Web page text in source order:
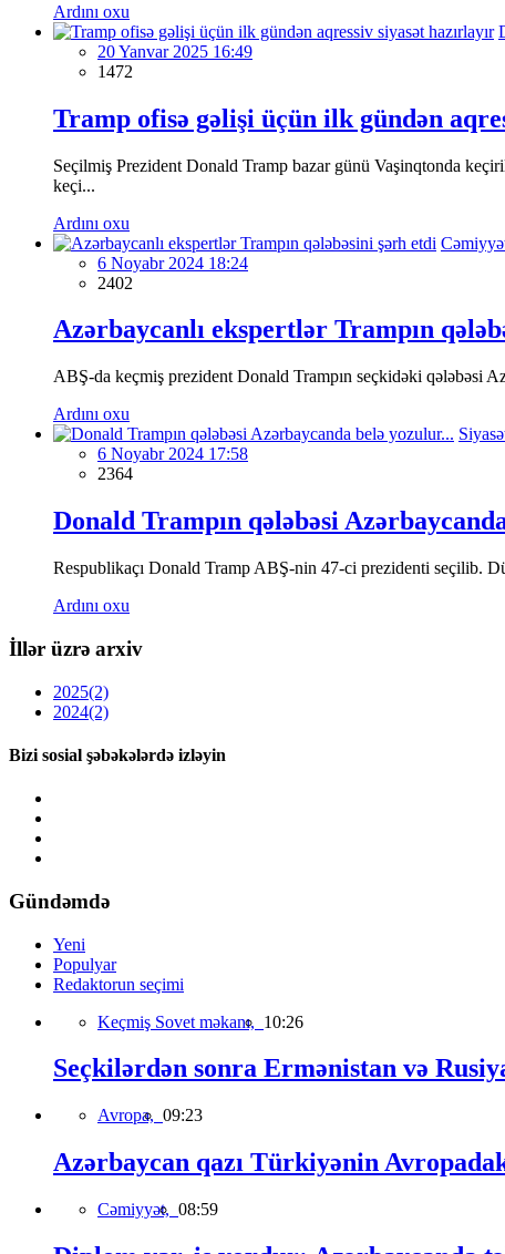
Ardını oxu
20 Yanvar 2025 16:49
1472
Tramp ofisə gəlişi üçün ilk gündən
Seçilmiş Prezident Donald Tramp bazar günü Vaşinqtonda
keçi...
Ardını oxu
6 Noyabr 2024 18:24
2402
Azərbaycanlı ekspertlər Trampın
ABŞ-da keçmiş prezident Donald Trampın seçkidəki qələbəsi
Ardını oxu
6 Noyabr 2024 17:58
2364
Donald Trampın qələbəsi
Respublikaçı Donald Tramp ABŞ-nin 47-ci prezidenti seçilib.
Ardını oxu
İllər üzrə arxiv
2025(2)
2024(2)
Bizi sosial şəbəkələrdə izləyin
Gündəmdə
Yeni
Populyar
Redaktorun seçimi
Keçmiş Sovet məkanı, 10:26
Seçkilərdən sonra Ermənistan və
Avropa, 09:23
Azərbaycan qazı Türkiyənin
Cəmiyyət, 08:59